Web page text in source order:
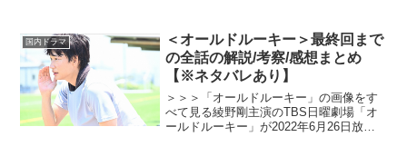
＆コウノコウジ（作画）の同名漫画を原
作とする本作...
国内ドラマ
＜オールドルーキー＞最終回まで
の全話の解説/考察/感想まとめ
【※ネタバレあり】
＞＞＞「オールドルーキー」の画像をす
べて見る綾野剛主演のTBS日曜劇場「オ
ールドルーキー」が2022年6月26日放送